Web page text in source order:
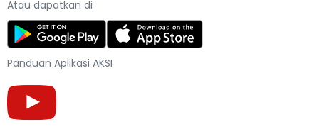
Atau dapatkan di
Panduan Aplikasi AKSI